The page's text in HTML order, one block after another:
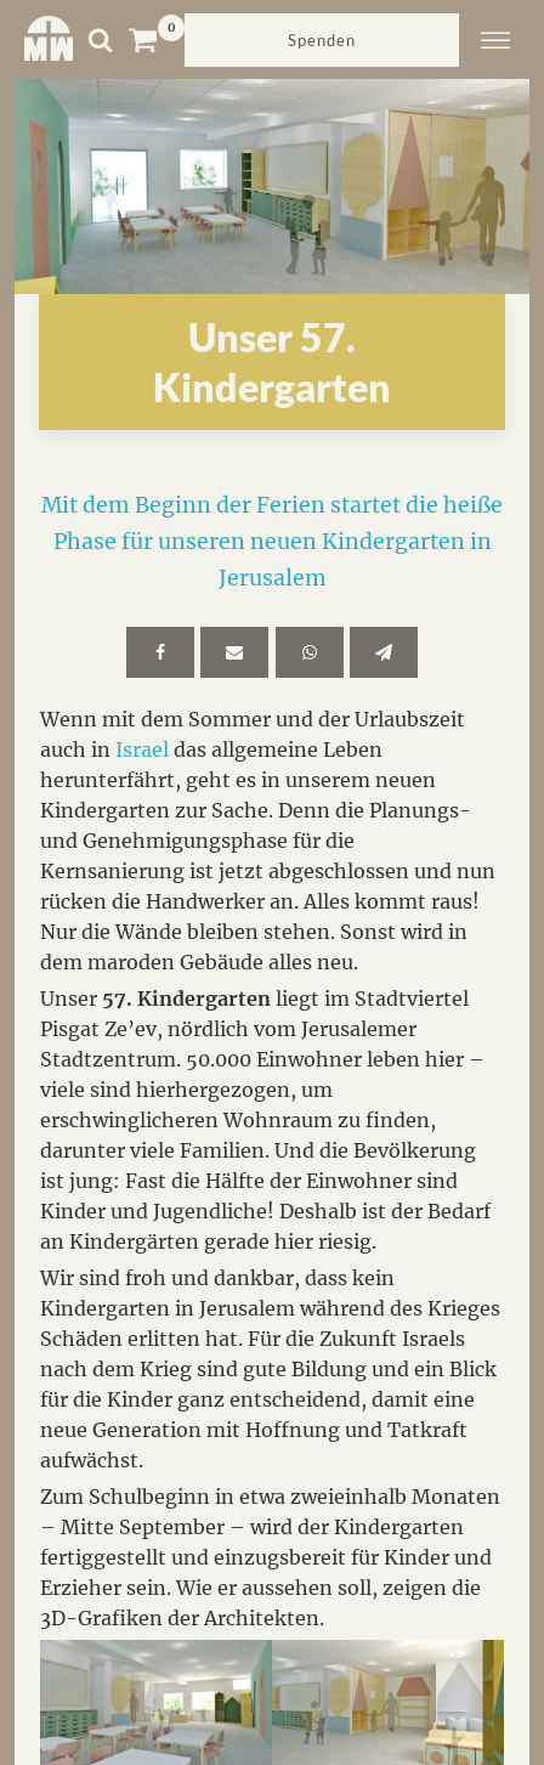
Spenden
Unser 57.
Kindergarten
Mit dem Beginn der Ferien startet die heiße
Phase für unseren neuen Kindergarten in
Jerusalem
Wenn mit dem Sommer und der Urlaubszeit
auch in Israeldas allgemeine Leben
herunterfährt, geht es in unserem neuen
Kindergarten zur Sache. Denn die Planungs-
und Genehmigungsphase für die
Kernsanierung ist jetzt abgeschlossen und nun
rücken die Handwerker an. Alles kommt raus!
Nur die Wände bleiben stehen. Sonst wird in
dem maroden Gebäude alles neu.
Unser 57. Kindergarten liegt im Stadtviertel
Pisgat Ze’ev, nördlich vom Jerusalemer
Stadtzentrum. 50.000 Einwohner leben hier –
viele sind hierhergezogen, um
erschwinglicheren Wohnraum zu finden,
darunter viele Familien. Und die Bevölkerung
ist jung: Fast die Hälfte der Einwohner sind
Kinder und Jugendliche! Deshalb ist der Bedarf
an Kindergärten gerade hier riesig.
Wir sind froh und dankbar, dass kein
Kindergarten in Jerusalem während des Krieges
Schäden erlitten hat. Für die Zukunft Israels
nach dem Krieg sind gute Bildung und ein Blick
für die Kinder ganz entscheidend, damit eine
neue Generation mit Hoffnung und Tatkraft
aufwächst.
Zum Schulbeginn in etwa zweieinhalb Monaten
– Mitte September – wird der Kindergarten
fertiggestellt und einzugsbereit für Kinder und
Erzieher sein. Wie er aussehen soll, zeigen die
3D-Grafiken der Architekten.